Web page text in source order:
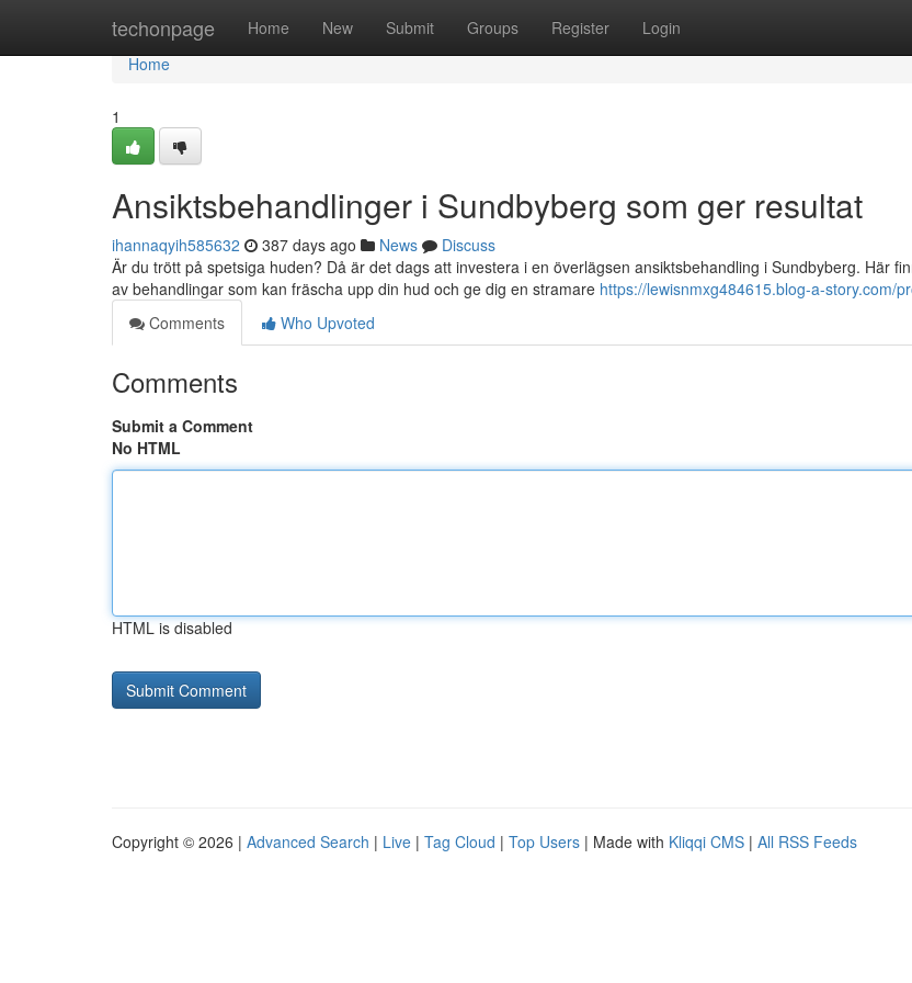
techonpage Home New Submit Groups Register Login
Home
Home
1
Ansiktsbehandlinger i Sundbyberg som ger resultat
ihannaqyih585632 387 days ago News
Discuss
Är du trött på spetsiga huden? Då är det dags att investera i en överlägsen ansiktsbehandling i Sundbyberg. Här
av behandlingar som kan fräscha upp din hud och ge dig en stramare https://lewisnmxg484615.blog-a-story.com/
Comments
Who Upvoted
Comments
Submit a Comment
No HTML
HTML is disabled
Copyright © 2026 | Advanced Search | Live | Tag Cloud | Top Users | Made with Kliqqi CMS | All RSS Feeds